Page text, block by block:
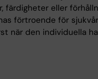
färdigheter eller
förtroende för
när den individuella